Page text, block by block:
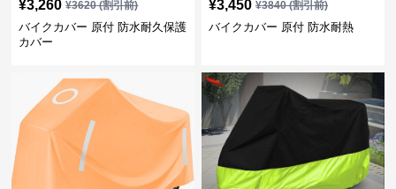
¥3,260 ¥3620(割引前)
バイクカバー 原付 防水耐久保護
カバー
¥3,450 ¥3840(割引前)
バイクカバー 原付 防水耐熱